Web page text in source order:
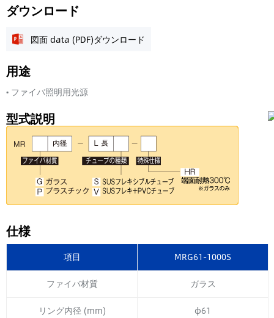
ダウンロード
図面 data (PDF)ダウンロード
用途
• ファイバ照明用光源
型式説明
仕様
項目
MRG61-1000S
ファイバ材質
ガラス
リング内径 (mm)
φ61